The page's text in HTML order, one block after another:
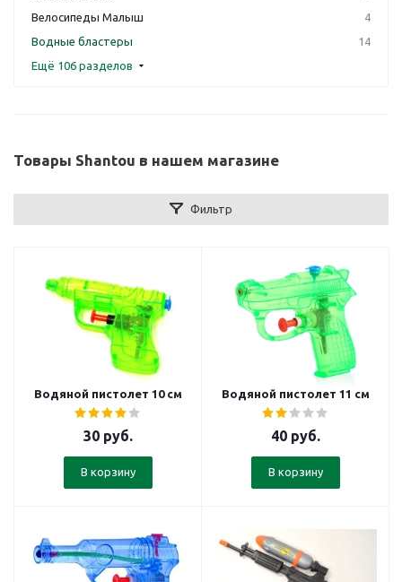
Велосипеды Малыш
4
Водные бластеры
14
Ещё 106 разделов
Товары Shantou в нашем магазине
Фильтр
Водяной пистолет 10 см
30 руб.
В корзину
Водяной пистолет 11 см
40 руб.
В корзину